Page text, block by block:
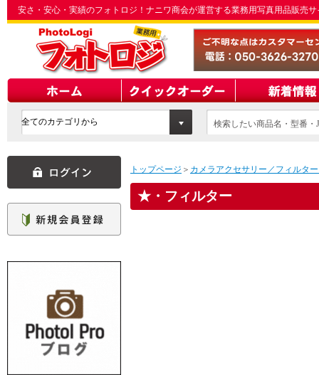
安さ・安心・実績のフォトロジ！ナニワ商会が運営する業務用写真用品販売
検索したい商品名・型番
トップページ ＞ カメラアクセサリー／フィルタ
・フィルター